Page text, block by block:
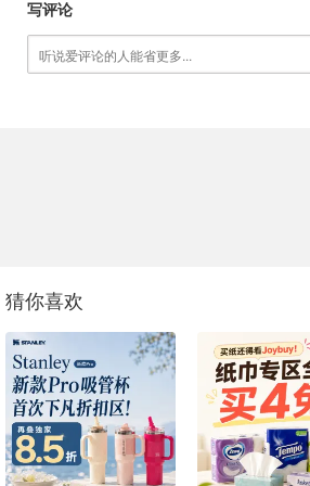
写评论
猜你喜欢